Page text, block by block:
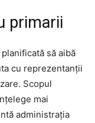
primarii
să aibă
cu reprezentanții
Scopul
mai
administrația